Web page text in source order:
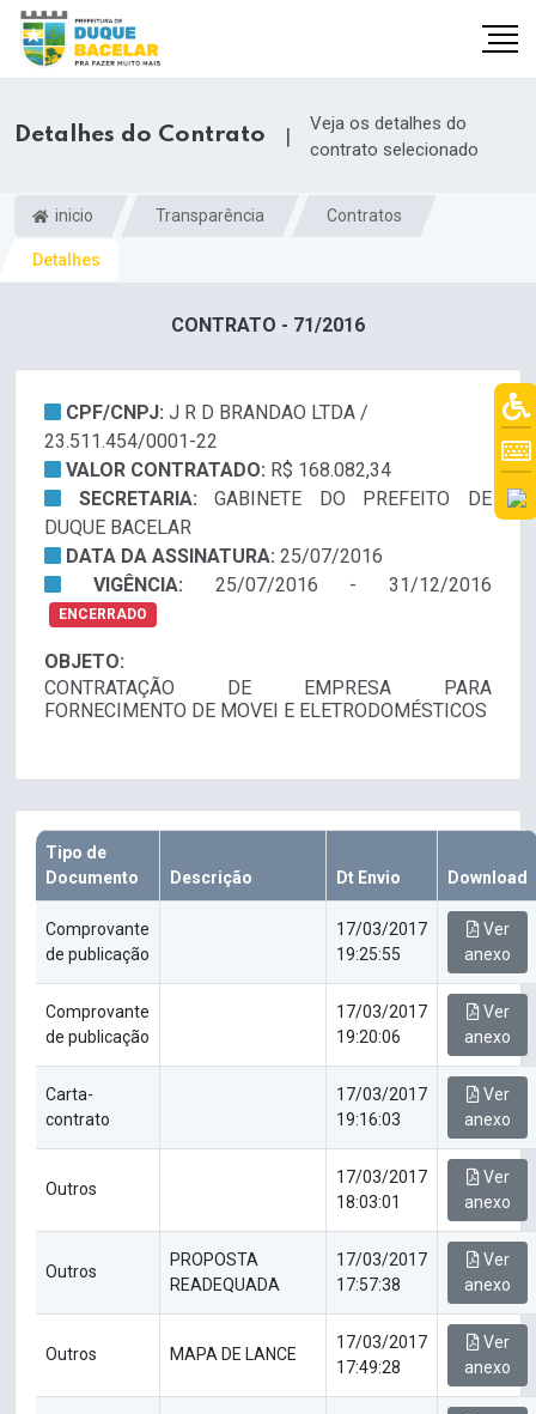
Detalhes do Contrato |
Veja os detalhes do
contrato selecionado
inicio Transparência Contratos
Detalhes
CONTRATO - 71/2016
CPF/CNPJ: J R D BRANDAO LTDA /
23.511.454/0001-22
VALOR CONTRATADO: R$ 168.082,34
SECRETARIA:GABINETE DO PREFEITO DE
DUQUE BACELAR
DATA DA ASSINATURA: 25/07/2016
VIGÊNCIA: 25/07/2016 - 31/12/2016
ENCERRADO
OBJETO:
CONTRATAÇÃO DE EMPRESA PARA
FORNECIMENTO DE MOVEI E ELETRODOMÉSTICOS
Tipo de
Documento
Descrição Dt Envio Download
Comprovante
de publicação
17/03/2017
19:25:55
Ver
anexo
Comprovante
de publicação
17/03/2017
19:20:06
Ver
anexo
Carta-
contrato
17/03/2017
19:16:03
Ver
anexo
Outros
17/03/2017
18:03:01
Ver
anexo
Outros
PROPOSTA
READEQUADA
17/03/2017
17:57:38
Ver
anexo
Outros MAPA DE LANCE
17/03/2017
17:49:28
Ver
anexo